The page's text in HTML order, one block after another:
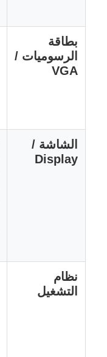
بطاقة
الرسوميات /
VGA
الشاشة /
Display
نظام
التشغيل